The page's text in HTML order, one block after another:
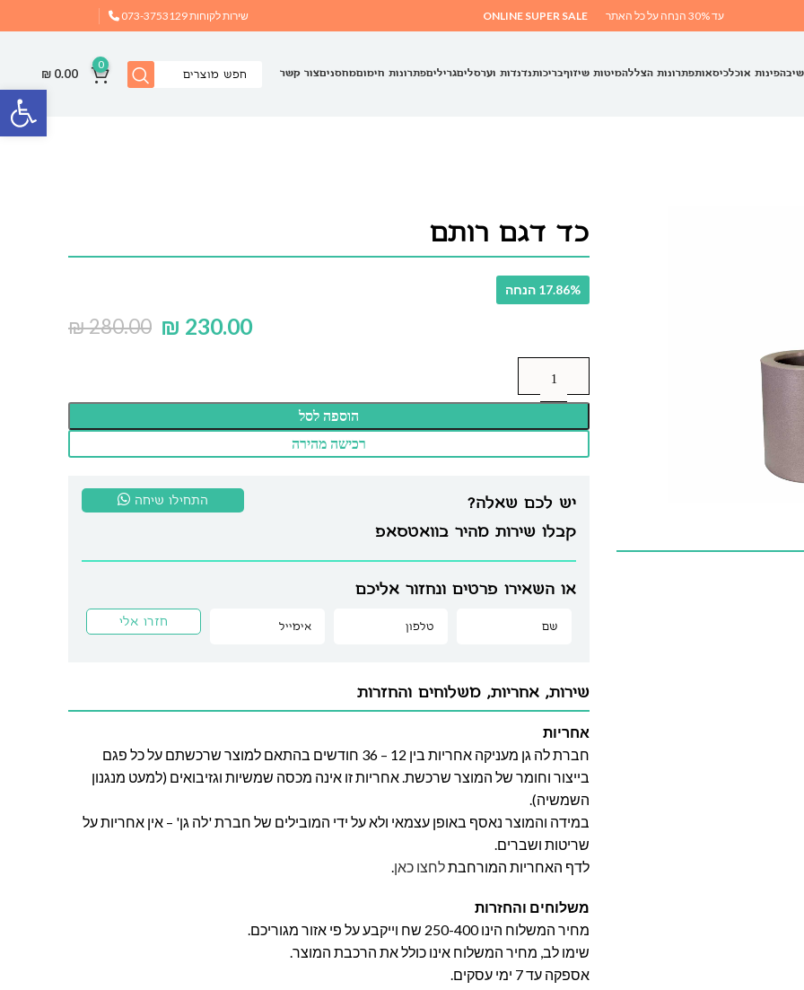
עד 30% הנחה על כל האתר ONLINE SUPER SALE שירות לקוחות073-3753129
פינות אוכלכיסאותפתרונות הצללהמיטות שיזוףבריכותנדנדות וערסליםגריליםפתרונות חימוםמחסניםצור קשר
0
₪ 0.00
כד דגם רותם
17.86% הנחה
₪280.00 ₪ 230.00
הוספה לסל
רכישה מהירה
יש לכם שאלה?
קבלו שירות מהיר בוואטסאפ
התחילו שיחה
או השאירו פרטים ונחזור אליכם
שירות, אחריות, משלוחים והחזרות
אחריות
חברת לה גן מעניקה אחריות בין 12 – 36 חודשים בהתאם למוצר שרכשתם על כל פגם
בייצור וחומר של המוצר שרכשת. אחריות זו אינה מכסה שמשיות וגזיבואים (למעט מנגנון
השמשיה).
במידה והמוצר נאסף באופן עצמאי ולא על ידי המובילים של חברת 'לה גן' – אין אחריות על
שריטות ושברים.
לדף האחריות המורחבתלחצו כאן.
משלוחים והחזרות
מחיר המשלוח הינו 250-400 שח וייקבע על פי אזור מגוריכם.
שימו לב, מחיר המשלוח אינו כולל את הרכבת המוצר.
אספקה עד 7 ימי עסקים.